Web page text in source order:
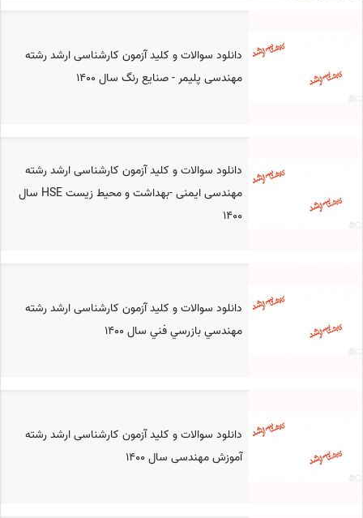
دانلود سوالات و کلید آزمون کارشناسی ارشد رشته
مهندسی پلیمر - صنایع رنگ سال 1400
دانلود سوالات و کلید آزمون کارشناسی ارشد رشته
مهندسی ایمنی -بهداشت و محيط زيست HSE سال
1400
دانلود سوالات و کلید آزمون کارشناسی ارشد رشته
مهندسي بازرسي فني سال 1400
دانلود سوالات و کلید آزمون کارشناسی ارشد رشته
آموزش مهندسی سال 1400